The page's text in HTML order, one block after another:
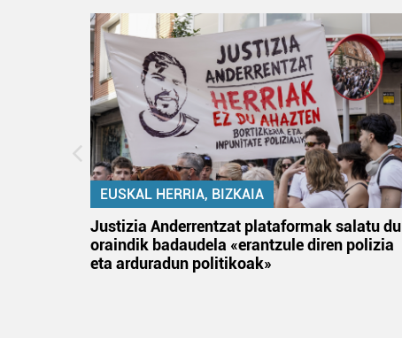
EUSKAL HERRIA, BIZKAIA
Justizia Anderrentzat plataformak salatu du
oraindik badaudela «erantzule diren polizia
eta arduradun politikoak»